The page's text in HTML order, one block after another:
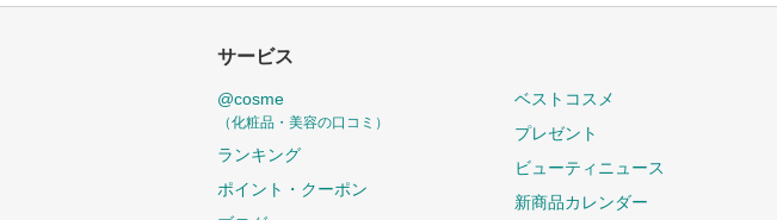
サービス
@cosme
（化粧品・美容の口コミ）
ランキング
ポイント・クーポン
ベストコスメ
プレゼント
ビューティニュース
新商品カレンダー